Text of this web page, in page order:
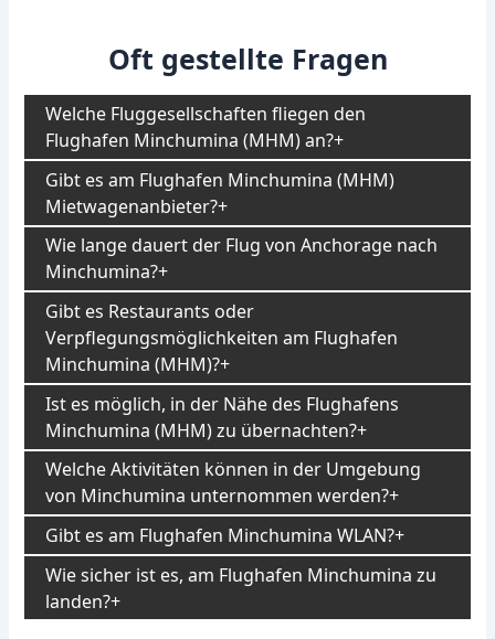
Oft gestellte Fragen
Welche Fluggesellschaften fliegen den
Flughafen Minchumina (MHM) an?
Gibt es am Flughafen Minchumina (MHM)
Mietwagenanbieter?
Wie lange dauert der Flug von Anchorage nach
Minchumina?
Gibt es Restaurants oder
Verpflegungsmöglichkeiten am Flughafen
Minchumina (MHM)?
Ist es möglich, in der Nähe des Flughafens
Minchumina (MHM) zu übernachten?
Welche Aktivitäten können in der Umgebung
von Minchumina unternommen werden?
Gibt es am Flughafen Minchumina WLAN?
Wie sicher ist es, am Flughafen Minchumina zu
landen?